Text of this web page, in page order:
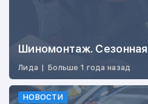
Шиномонтаж.
Лида | Больше 1 года назад
НОВОСТИ